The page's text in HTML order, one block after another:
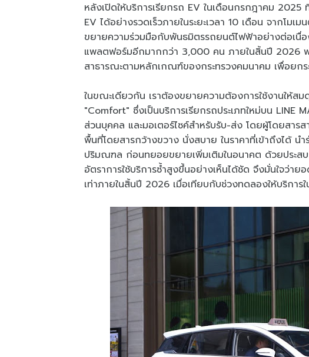
หลังเปิดให้บริการเรียกรถ EV ในเดือนกรกฎาคม 2025
EV ได้อย่างรวดเร็วภายในระยะเวลา 10 เดือน จากโม
ขยายความร่วมมือกับพันธมิตรรถยนต์ไฟฟ้าอย่างต่อเ
แพลตฟอร์มอีกมากกว่า 3,000 คน ภายในสิ้นปี 2026
สาธารณะตามหลักเกณฑ์ของกระทรวงคมนาคม เพื่อยก
ในขณะเดียวกัน เราต้องขยายความต้องการใช้งานให้
"Comfort" ซึ่งเป็นบริการเรียกรถประเภทใหม่บน LINE
ส่วนบุคคล และมอเตอร์ไซค์สำหรับรับ-ส่ง โดยผู้โดยสา
พื้นที่โดยสารกว้างขวาง นั่งสบาย ในราคาที่เข้าถึงได้ น
ปริมณฑล ก่อนทยอยขยายเพิ่มเติมในอนาคต ด้วยประส
อัตราการใช้บริการซ้ำสูงขึ้นอย่างเห็นได้ชัด จึงมั่นใจว่าย
เท่าภายในสิ้นปี 2026 เมื่อเทียบกับช่วงทดลองให้บริการ